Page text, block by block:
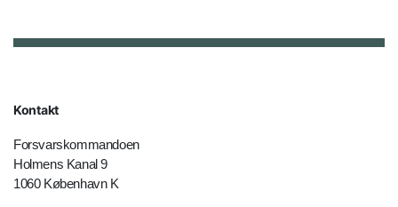
Kontakt
Forsvarskommandoen
Holmens Kanal 9
1060 København K